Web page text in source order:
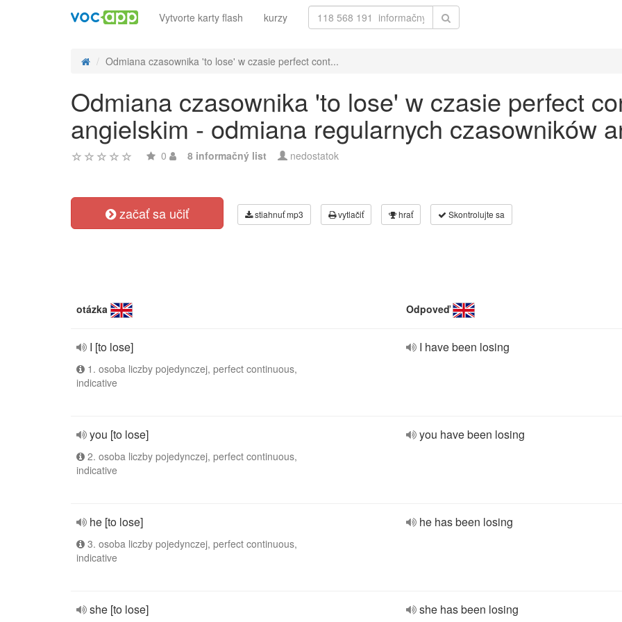
Vytvorte karty flash kurzy
Odmiana czasownika 'to lose' w czasie perfect cont...
Odmiana czasownika 'to lose' w czasie perfect
angielskim - odmiana regularnych czasowników
0 8 informačný list nedostatok
začať sa učiť stiahnuť mp3 vytlačiť hrať Skontrolujte sa
otázka Odpoveď
I [to lose]
1. osoba liczby pojedynczej, perfect continuous,
indicative
I have been losing
you [to lose]
2. osoba liczby pojedynczej, perfect continuous,
indicative
you have been losing
he [to lose]
3. osoba liczby pojedynczej, perfect continuous,
indicative
he has been losing
she [to lose] she has been losing